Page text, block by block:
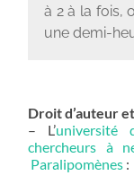
à 2 à la fois,
une demi-
Droit d’auteur
– L’université
chercheurs à
Paralipomènes :